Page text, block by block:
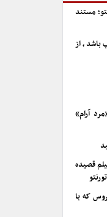
مستند
از
آرام»
قصیده
که با